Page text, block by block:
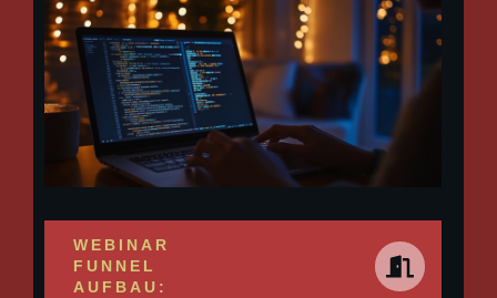
WEBINAR
FUNNEL
AUFBAU: